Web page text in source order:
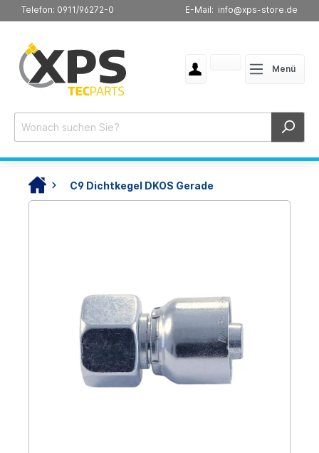
Telefon: 0911/96272-0 E-Mail: info@xps-store.de
Menü
C9 Dichtkegel DKOS Gerade